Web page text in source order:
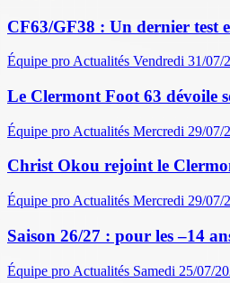
CF63/GF38 : Un dernier test
Équipe pro Actualités Vendredi 31/07/
Le Clermont Foot 63 dévoile
Équipe pro Actualités Mercredi 29/07/
Christ Okou rejoint le
Équipe pro Actualités Mercredi 29/07/
Saison 26/27 : pour les –14
Équipe pro Actualités Samedi 25/07/